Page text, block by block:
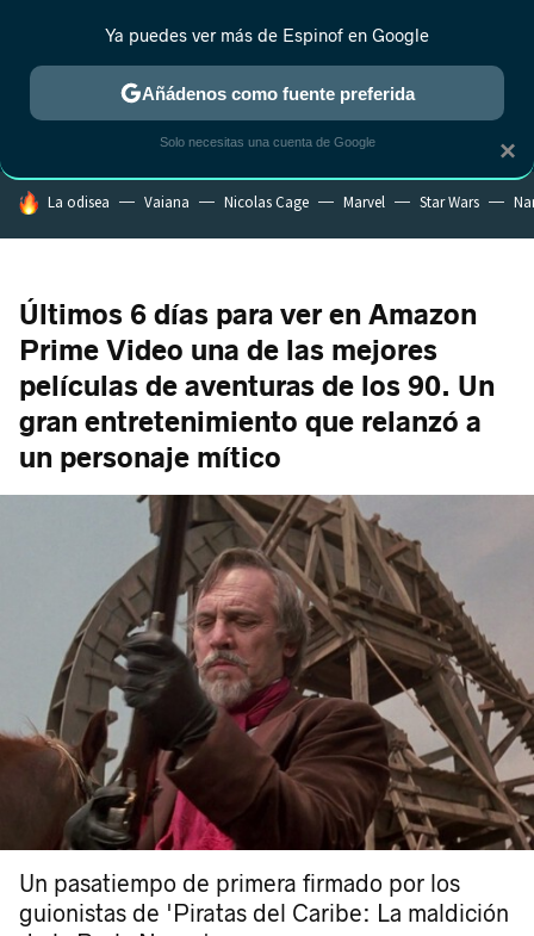
ESTRENOS REALITY ANIME RANKINGS CINE
HOY SE HABLA DE
La odisea Vaiana Nicolas Cage Marvel Star Wars
Últimos 6 días para ver en Amazon
Prime Video una de las mejores
películas de aventuras de los 90. Un
gran entretenimiento que relanzó a
un personaje mítico
Un pasatiempo de primera firmado por los
guionistas de 'Piratas del Caribe: La maldición
×
Ya puedes ver más de Espinof en Google
Añádenos como fuente preferida
Solo necesitas una cuenta de Google